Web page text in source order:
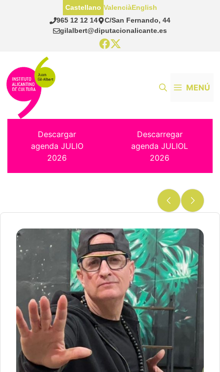
965 12 12 14
C/San Fernando, 44
gilalbert@diputacionalicante.es
Castellano ValenciàEnglish
MENÚ
Descargar
agenda JULIO
2026
Descarregar
agenda JULIOL
2026